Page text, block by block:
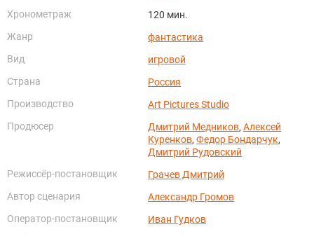
Хронометраж
120 мин.
Жанр
фантастика
Вид
игровой
Страна
Россия
Производство
Art Pictures Studio
Продюсер
Дмитрий Медников,Алексей
Куренков,Федор Бондарчук,
Дмитрий Рудовский
Режиссёр-постановщик
Грачев Дмитрий
Автор сценария
Александр Громов
Оператор-постановщик
Иван Гудков